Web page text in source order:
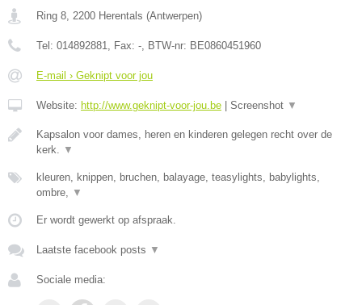
Ring 8, 2200 Herentals (Antwerpen)
Tel: 014892881, Fax: -, BTW-nr: BE0860451960
E-mail › Geknipt voor jou
Website: http://www.geknipt-voor-jou.be Screenshot ▼
Kapsalon voor dames, heren en kinderen gelegen recht over de
kerk. ▼
kleuren, knippen, bruchen, balayage, teasylights, babylights,
ombre, ▼
Er wordt gewerkt op afspraak.
Laatste facebook posts ▼
Sociale media: